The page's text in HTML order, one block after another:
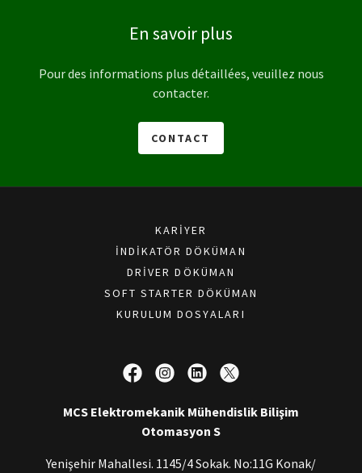
En savoir plus
Pour des informations plus détaillées, veuillez nous
contacter.
CONTACT
KARIYER
İNDIKATÖR DÖKÜMAN
DRIVER DÖKÜMAN
SOFT STARTER DÖKÜMAN
KURULUM DOSYALARI
MCS Elektromekanik Mühendislik Bilişim
Otomasyon S
Yenişehir Mahallesi. 1145/4 Sokak. No:11G Konak/